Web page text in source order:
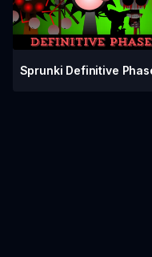
Sprunki Definitive